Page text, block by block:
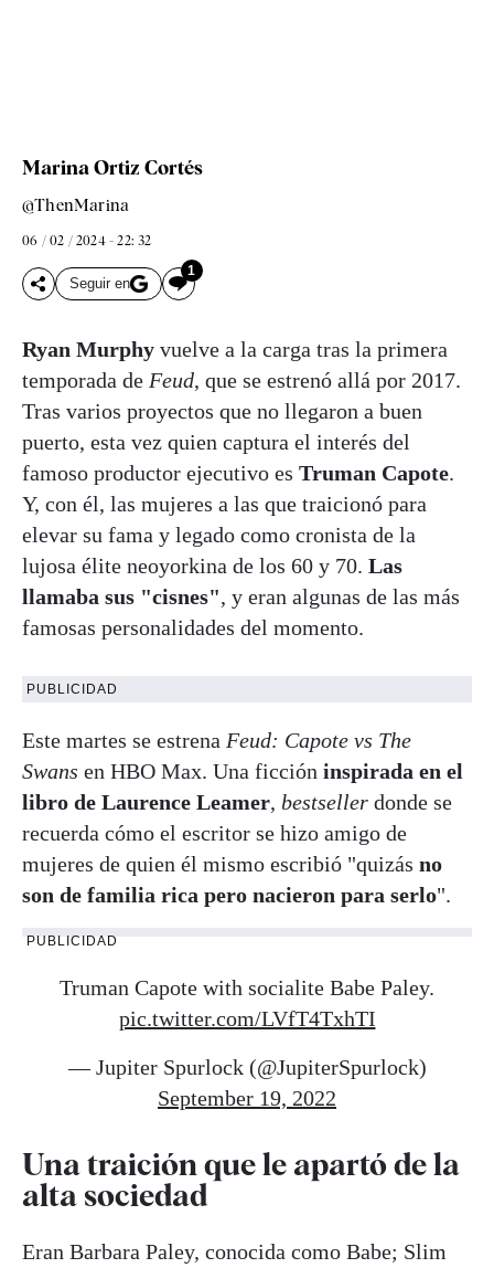
Marina Ortiz Cortés
@ThenMarina
06 / 02 / 2024 - 22: 32
Seguir en
1
Ryan Murphy vuelve a la carga tras la primera
temporada de Feud, que se estrenó allá por 2017.
Tras varios proyectos que no llegaron a buen
puerto, esta vez quien captura el interés del
famoso productor ejecutivo es Truman Capote.
Y, con él, las mujeres a las que traicionó para
elevar su fama y legado como cronista de la
lujosa élite neoyorkina de los 60 y 70. Las
llamaba sus "cisnes", y eran algunas de las más
famosas personalidades del momento.
PUBLICIDAD
Este martes se estrena Feud: Capote vs The
Swans en HBO Max. Una ficción inspirada en el
libro de Laurence Leamer, bestseller donde se
recuerda cómo el escritor se hizo amigo de
mujeres de quien él mismo escribió "quizás no
son de familia rica pero nacieron para serlo".
PUBLICIDAD
Truman Capote with socialite Babe Paley.
pic.twitter.com/LVfT4TxhTI
— Jupiter Spurlock (@JupiterSpurlock)
September 19, 2022
Una traición que le apartó de la
alta sociedad
Eran Barbara Paley, conocida como Babe; Slim